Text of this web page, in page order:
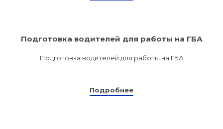
Подготовка водителей для работы на ГБА
Подготовка водителей для работы на ГБА
Подробнее